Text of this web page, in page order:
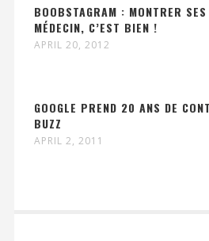
BOOBSTAGRAM : MONTRER
MÉDECIN, C’EST BIEN !
APRIL 20, 2012
GOOGLE PREND 20 ANS DE
BUZZ
APRIL 2, 2011